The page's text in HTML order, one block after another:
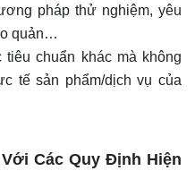
pháp thử nghiệm, yêu
quản…
chuẩn khác mà không
tế sản phẩm/dịch vụ của
Các Quy Định Hiện